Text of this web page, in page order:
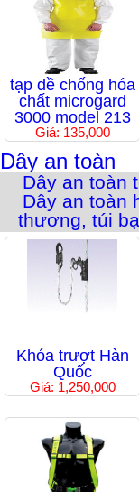
tạp dề chống hóa
chất microgard
3000 model 213
Giá: 135,000
Dây an toàn
Dây an toàn
Dây an toàn
thương, túi
Khóa trượt Hàn
Quốc
Giá: 1,250,000